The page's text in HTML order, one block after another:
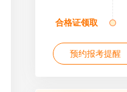
合格证领取
预约报考提醒